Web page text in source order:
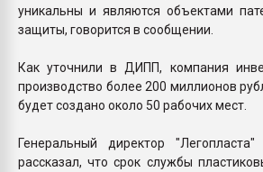
уникальны и являются объектами
защиты, говорится в сообщении.
Как уточнили в ДИПП, компания
производство более 200 миллионов
будет создано около 50 рабочих мест.
Генеральный директор
рассказал, что срок службы